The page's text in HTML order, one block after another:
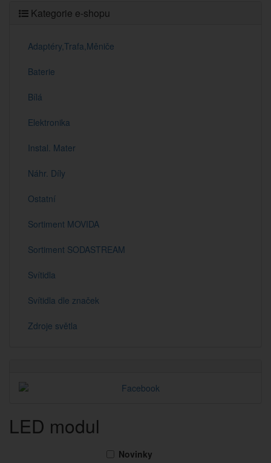
Kategorie e-shopu
Adaptéry,Trafa,Měniče
Baterie
Bílá
Elektronika
Instal. Mater
Náhr. Díly
Ostatní
Sortiment MOVIDA
Sortiment SODASTREAM
Svítidla
Svítidla dle značek
Zdroje světla
LED modul
Novinky